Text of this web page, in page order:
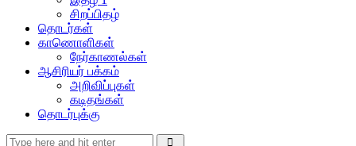
சிறப்பிதழ்
தொடர்கள்
காணொளிகள்
நேர்காணல்கள்
ஆசிரியர் பக்கம்
அறிவிப்புகள்
கடிதங்கள்
தொடர்புக்கு